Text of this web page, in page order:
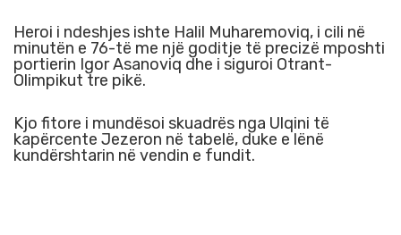
Heroi i ndeshjes ishte Halil Muharemoviq, i cili në
minutën e 76-të me një goditje të precizë mposhti
portierin Igor Asanoviq dhe i siguroi Otrant-
Olimpikut tre pikë.
Kjo fitore i mundësoi skuadrës nga Ulqini të
kapërcente Jezeron në tabelë, duke e lënë
kundërshtarin në vendin e fundit.